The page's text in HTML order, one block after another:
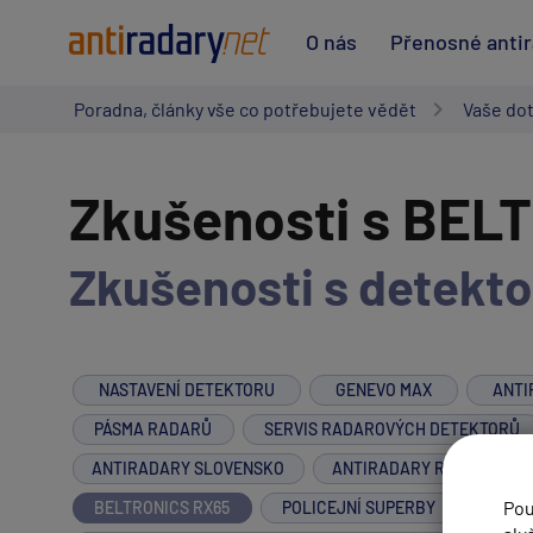
O nás Přenosné
Poradna, články vše co potřebujete vědět Vaše
Zkušenosti s
Zkušenosti s
NASTAVENÍ DETEKTORU GENEVO MAX
PÁSMA RADARŮ
SERVIS RADAROVÝCH DETEKTORŮ
ANTIRADARY SLOVENSKO
ANTIRADARY RAKOUSKO
BELTRONICS RX65
POLICEJNÍ SUPERBY